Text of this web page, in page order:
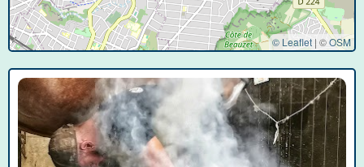
© Leaflet | ©OSM